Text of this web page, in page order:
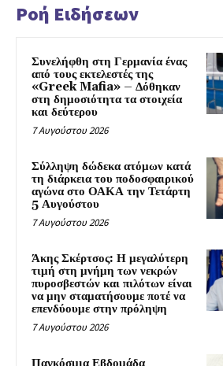
Ροή Ειδήσεων
Συνελήφθη στη Γερμανία ένας
από τους εκτελεστές της
«Greek Mafia» – Δόθηκαν
στη δημοσιότητα τα στοιχεία
και δεύτερου
7 Αυγούστου 2026
Σύλληψη δώδεκα ατόμων κατά
τη διάρκεια του ποδοσφαιρικού
αγώνα στο ΟΑΚΑ την Τετάρτη
5 Αυγούστου
7 Αυγούστου 2026
Άκης Σκέρτσος: Η μεγαλύτερη
τιμή στη μνήμη των νεκρών
πυροσβεστών και πιλότων είναι
να μην σταματήσουμε ποτέ να
επενδύουμε στην πρόληψη
7 Αυγούστου 2026
Παγκόσμια Εβδομάδα